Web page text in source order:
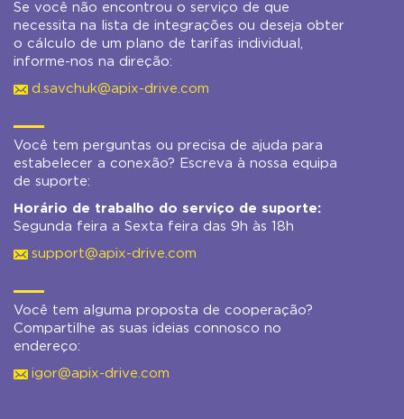
Se você não encontrou o serviço de que
necessita na lista de integrações ou deseja obter
o cálculo de um plano de tarifas individual,
informe-nos na direção:
d.savchuk@apix-drive.com
Você tem perguntas ou precisa de ajuda para
estabelecer a conexão? Escreva à nossa equipa
de suporte:
Horário de trabalho do serviço de suporte:
Segunda feira a Sexta feira das 9h às 18h
support@apix-drive.com
Você tem alguma proposta de cooperação?
Compartilhe as suas ideias connosco no
endereço:
igor@apix-drive.com